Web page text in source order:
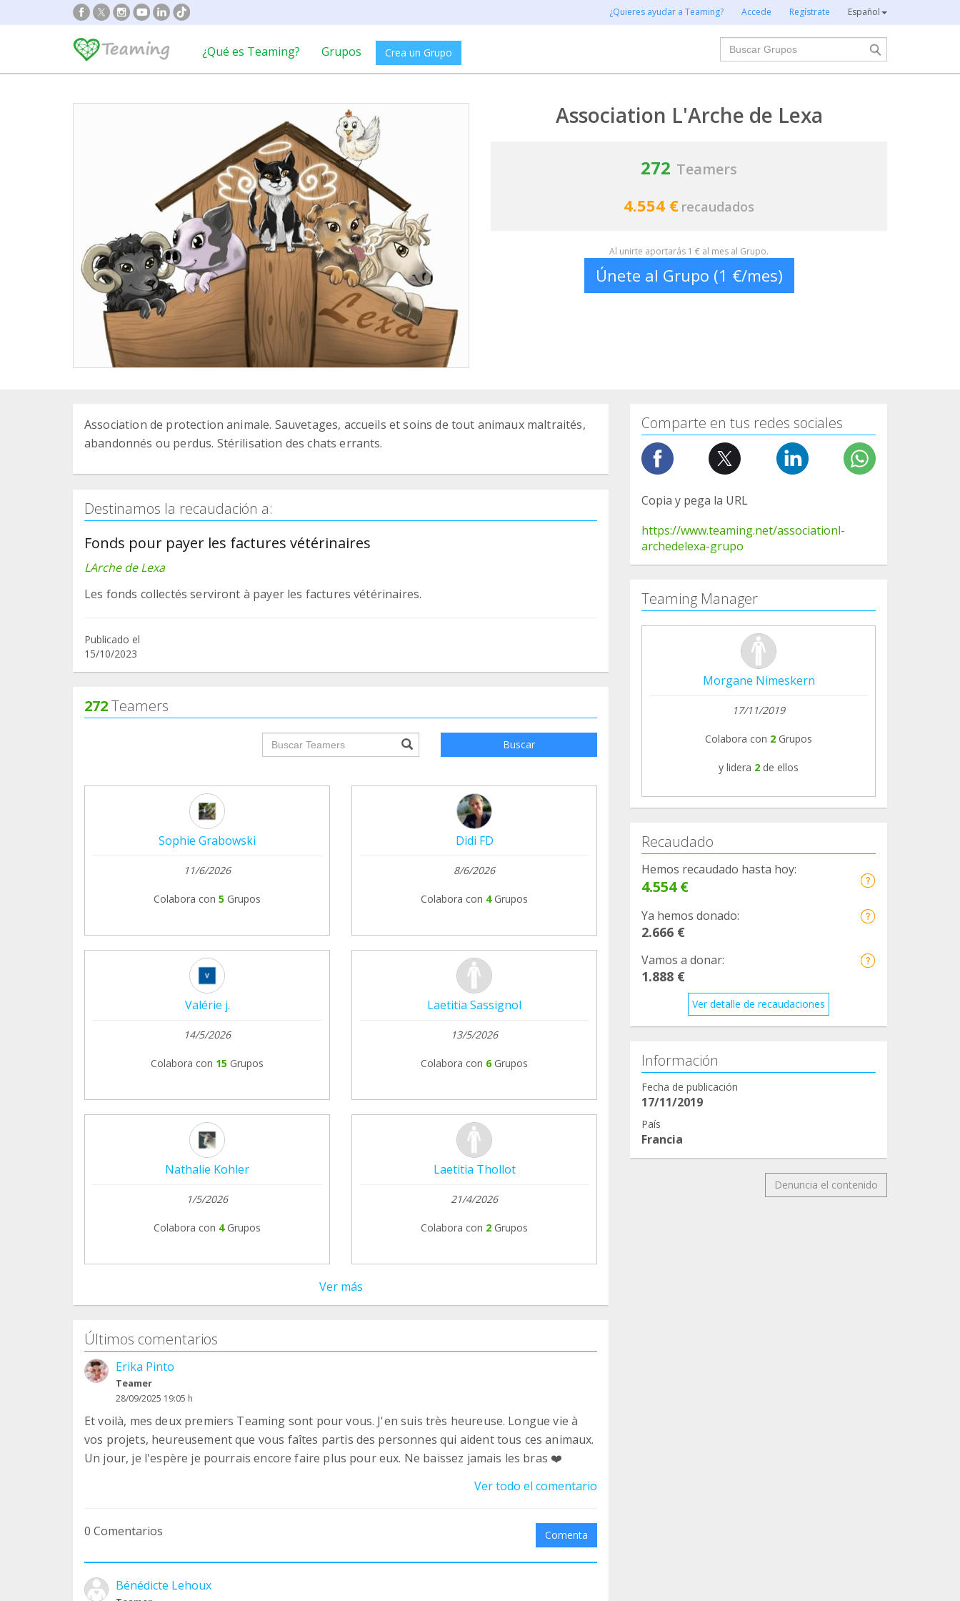
¿Quieres ayudar a Teaming? Accede Regístrate Español
¿Qué es Teaming? Grupos Crea un Grupo
Buscar
Association L'Arche de Lexa
272 Teamers
4.554 € recaudados
Al unirte aportarás 1 € al mes al Grupo.
Únete al Grupo (1 €/mes)
Association de protection animale. Sauvetages, accueils et soins de tout animaux maltraités,
abandonnés ou perdus. Stérilisation des chats errants.
Destinamos la recaudación a:
Fonds pour payer les factures vétérinaires
LArche de Lexa
Les fonds collectés serviront à payer les factures vétérinaires.
Publicado el
15/10/2023
272Teamers
groupProfile.searchForm.search.text??? Buscar
Sophie Grabowski
11/6/2026
Colabora con 5 Grupos
Didi FD
8/6/2026
Colabora con 4 Grupos
Valérie j.
14/5/2026
Colabora con 15 Grupos
Laetitia Sassignol
13/5/2026
Colabora con 6 Grupos
Nathalie Kohler
1/5/2026
Colabora con 4 Grupos
Laetitia Thollot
21/4/2026
Colabora con 2 Grupos
Ver más
Últimos comentarios
Erika Pinto
Teamer
28/09/2025 19:05 h
Et voilà, mes deux premiers Teaming sont pour vous. J'en suis très heureuse. Longue vie à
vos projets, heureusement que vous faîtes partis des personnes qui aident tous ces animaux.
Un jour, je l'espère je pourrais encore faire plus pour eux. Ne baissez jamais les bras ❤️
Ver todo el comentario
0 Comentarios Comenta
Bénédicte Lehoux
Comparte en tus redes sociales
Copia y pega la URL
https://www.teaming.net/associationl-
archedelexa-grupo
Teaming Manager
Morgane Nimeskern
17/11/2019
Colabora con 2 Grupos
y lidera 2 de ellos
Recaudado
Hemos recaudado hasta hoy:
4.554 €
Ya hemos donado:
2.666 €
Vamos a donar:
1.888 €
Ver detalle de recaudaciones
Información
Fecha de publicación
17/11/2019
País
Francia
Denuncia el contenido